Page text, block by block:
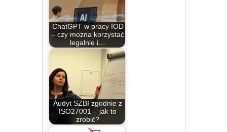
ChatGPT w pracy IOD
– czy można korzystać
legalnie i…
Audyt SZBI zgodnie z
ISO27001 – jak to
zrobić?